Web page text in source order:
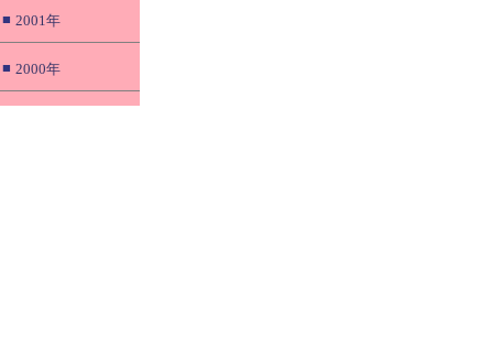
■ 2001年
■ 2000年